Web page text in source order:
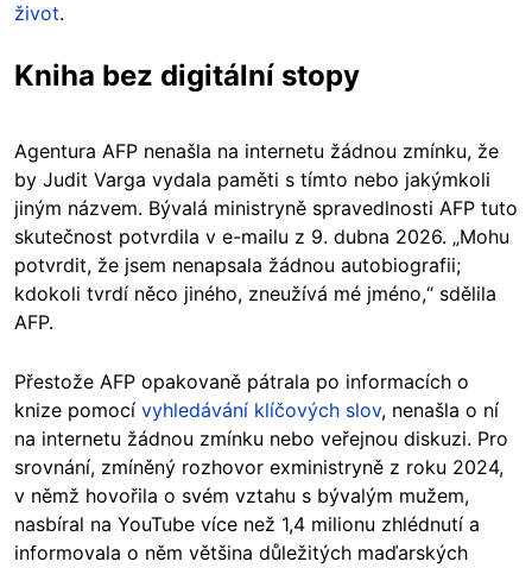
život.
Kniha bez digitální stopy
Agentura AFP nenašla na internetu žádnou zmínku, že
by Judit Varga vydala paměti s tímto nebo jakýmkoli
jiným názvem. Bývalá ministryně spravedlnosti AFP tuto
skutečnost potvrdila v e-mailu z 9. dubna 2026. „Mohu
potvrdit, že jsem nenapsala žádnou autobiografii;
kdokoli tvrdí něco jiného, zneužívá mé jméno,“ sdělila
AFP.
Přestože AFP opakovaně pátrala po informacích o
knize pomocí vyhledávání klíčových slov, nenašla o ní
na internetu žádnou zmínku nebo veřejnou diskuzi. Pro
srovnání, zmíněný rozhovor exministryně z roku 2024,
v němž hovořila o svém vztahu s bývalým mužem,
nasbíral na YouTube více než 1,4 milionu zhlédnutí a
informovala o něm většina důležitých maďarských